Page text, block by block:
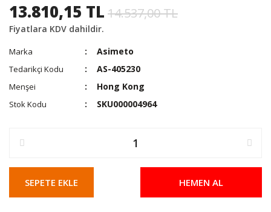
13.810,15 TL 14.537,00 TL
Fiyatlara KDV dahildir.
Marka Asimeto
Tedarikçi Kodu AS-405230
Menşei Hong Kong
Stok Kodu SKU000004964
SEPETE EKLE HEMEN AL